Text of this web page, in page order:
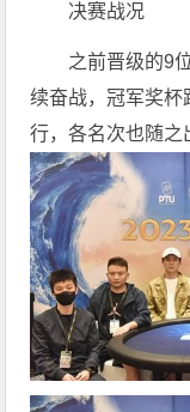
决赛战况
之前晋级的9
续奋战，冠军奖杯
行，各名次也随之